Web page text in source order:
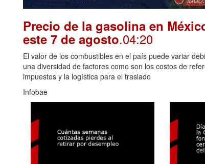
Precio de la gasolina en
este 7 de agosto.04:20
El valor de los combustibles en el país puede variar
una diversidad de factores como son los costos de
impuestos y la logística para el traslado
Infobae